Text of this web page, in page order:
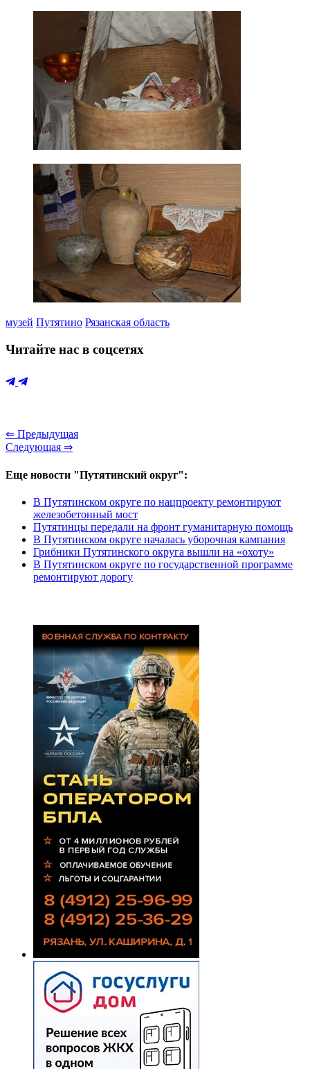
музей Путятино Рязанская область
Читайте нас в соцсетях
⇐ Предыдущая
Следующая ⇒
Еще новости "Путятинский округ":
В Путятинском округе по нацпроекту ремонтируют
железобетонный мост
Путятинцы передали на фронт гуманитарную помощь
В Путятинском округе началась уборочная кампания
Грибники Путятинского округа вышли на «охоту»
В Путятинском округе по государственной программе
ремонтируют дорогу